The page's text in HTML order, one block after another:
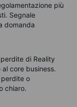
più
Segnale
domanda
di Reality
core business.
perdite o
chiaro.